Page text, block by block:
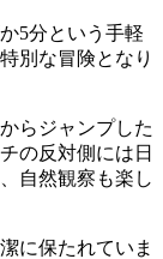
5分という手軽
別な冒険となり
らジャンプした
の反対側には日
自然観察も楽し
に保たれていま